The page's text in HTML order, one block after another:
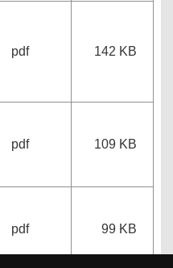
pdf 142 KB
pdf 109 KB
pdf 99 KB